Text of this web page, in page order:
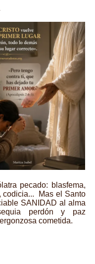
pecado: blasfema,
codicia... Mas el Santo
SANIDAD al alma
perdón y paz
cometida.